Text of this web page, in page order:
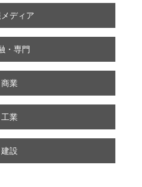
ディア
・専門
商業
工業
建設